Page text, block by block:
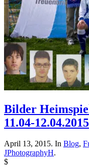
Bilder
11.04-12.04.2015
April 13, 2015. In Blog,
JPhotographyH.
$